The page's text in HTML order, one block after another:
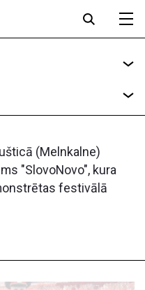
(Melnkalne)
"SlovoNovo", kura
festivālā